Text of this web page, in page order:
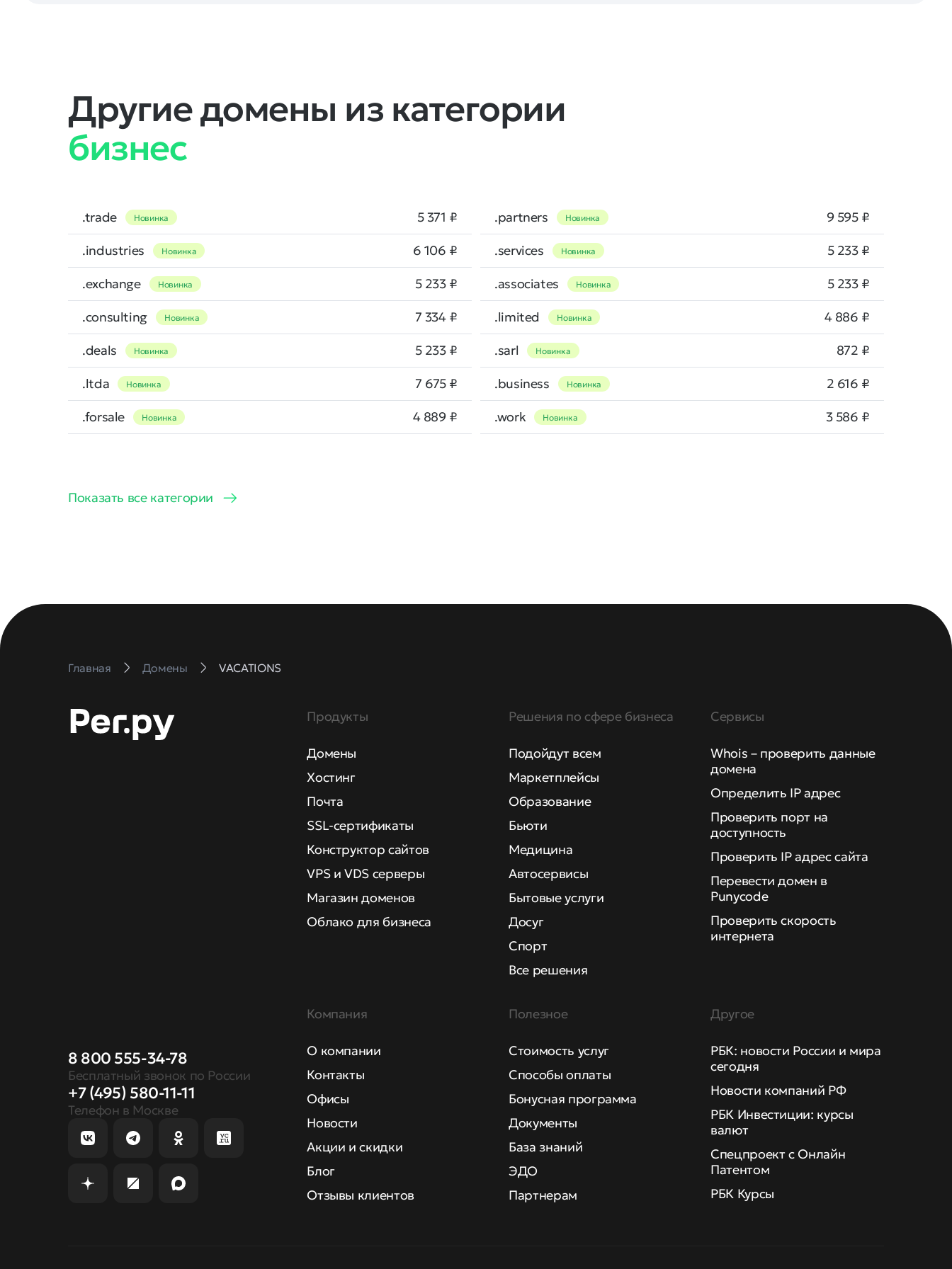
Другие домены из категории
бизнес
.trade Новинка 5 371 ₽ .partners Новинка 9 595 ₽
.industries Новинка 6 106 ₽ .services Новинка 5 233 ₽
.exchange Новинка 5 233 ₽ .associates Новинка 5 233 ₽
.consulting Новинка 7 334 ₽ .limited Новинка 4 886 ₽
.deals Новинка 5 233 ₽ .sarl Новинка 872 ₽
.ltda Новинка 7 675 ₽ .business Новинка 2 616 ₽
.forsale Новинка 4 889 ₽ .work Новинка 3 586 ₽
Показать все категории
Главная Домены VACATIONS
8 800 555-34-78
Бесплатный звонок по России
+7 (495) 580-11-11
Телефон в Москве
Продукты
Домены
Хостинг
Почта
SSL-сертификаты
Конструктор сайтов
VPS и VDS серверы
Магазин доменов
Облако для бизнеса
Решения по сфере бизнеса
Подойдут всем
Маркетплейсы
Образование
Бьюти
Медицина
Автосервисы
Бытовые услуги
Досуг
Спорт
Все решения
Сервисы
Whois – проверить данные
домена
Определить IP адрес
Проверить порт на
доступность
Проверить IP адрес сайта
Перевести домен в
Punycode
Проверить скорость
интернета
Компания
О компании
Контакты
Офисы
Новости
Акции и скидки
Блог
Отзывы клиентов
Полезное
Стоимость услуг
Способы оплаты
Бонусная программа
Документы
База знаний
ЭДО
Партнерам
Другое
РБК: новости России и мира
сегодня
Новости компаний РФ
РБК Инвестиции: курсы
валют
Спецпроект с Онлайн
Патентом
РБК Курсы